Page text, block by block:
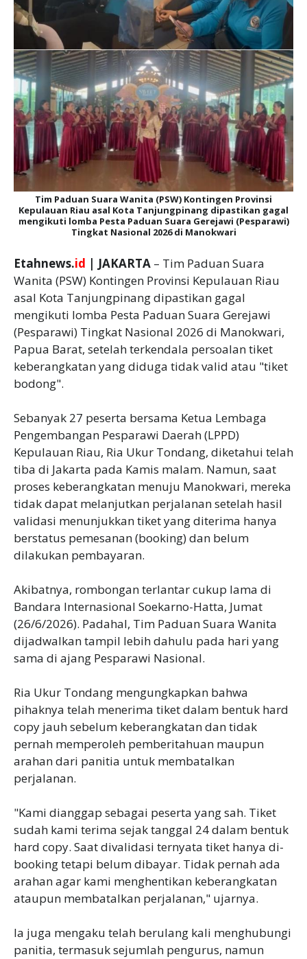
Tim Paduan Suara Wanita (PSW) Kontingen Provinsi
Kepulauan Riau asal Kota Tanjungpinang dipastikan gagal
mengikuti lomba Pesta Paduan Suara Gerejawi (Pesparawi)
Tingkat Nasional 2026 di Manokwari
Etahnews.id | JAKARTA – Tim Paduan Suara
Wanita (PSW) Kontingen Provinsi Kepulauan Riau
asal Kota Tanjungpinang dipastikan gagal
mengikuti lomba Pesta Paduan Suara Gerejawi
(Pesparawi) Tingkat Nasional 2026 di Manokwari,
Papua Barat, setelah terkendala persoalan tiket
keberangkatan yang diduga tidak valid atau "tiket
bodong".
‎Sebanyak 27 peserta bersama Ketua Lembaga
Pengembangan Pesparawi Daerah (LPPD)
Kepulauan Riau, Ria Ukur Tondang, diketahui telah
tiba di Jakarta pada Kamis malam. Namun, saat
proses keberangkatan menuju Manokwari, mereka
tidak dapat melanjutkan perjalanan setelah hasil
validasi menunjukkan tiket yang diterima hanya
berstatus pemesanan (booking) dan belum
dilakukan pembayaran.
‎Akibatnya, rombongan terlantar cukup lama di
Bandara Internasional Soekarno-Hatta, Jumat
(26/6/2026). Padahal, Tim Paduan Suara Wanita
dijadwalkan tampil lebih dahulu pada hari yang
sama di ajang Pesparawi Nasional.
‎Ria Ukur Tondang mengungkapkan bahwa
pihaknya telah menerima tiket dalam bentuk hard
copy jauh sebelum keberangkatan dan tidak
pernah memperoleh pemberitahuan maupun
arahan dari panitia untuk membatalkan
perjalanan.
‎"Kami dianggap sebagai peserta yang sah. Tiket
sudah kami terima sejak tanggal 24 dalam bentuk
hard copy. Saat divalidasi ternyata tiket hanya di-
booking tetapi belum dibayar. Tidak pernah ada
arahan agar kami menghentikan keberangkatan
ataupun membatalkan perjalanan," ujarnya.
‎Ia juga mengaku telah berulang kali menghubungi
panitia, termasuk sejumlah pengurus, namun